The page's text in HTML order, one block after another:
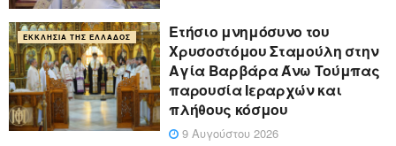
ΕΚΚΛΗΣΊΑ ΤΗΣ ΕΛΛΆΔΟΣ
Ετήσιο μνημόσυνο του
Χρυσοστόμου Σταμούλη στην
Αγία Βαρβάρα Άνω Τούμπας
παρουσία Ιεραρχών και
πλήθους κόσμου
9 Αυγούστου 2026